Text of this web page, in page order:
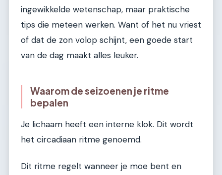
ingewikkelde wetenschap, maar praktische
tips die meteen werken. Want of het nu vriest
of dat de zon volop schijnt, een goede start
van de dag maakt alles leuker.
Waarom de seizoenen je ritme
bepalen
Je lichaam heeft een interne klok. Dit wordt
het circadiaan ritme genoemd.
Dit ritme regelt wanneer je moe bent en